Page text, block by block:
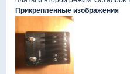
Прикрепленные изображения